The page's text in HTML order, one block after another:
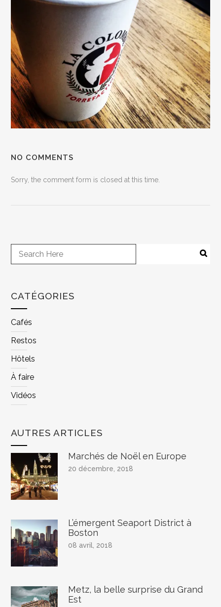
NO COMMENTS
Sorry, the comment form is closed at this time.
CATÉGORIES
Cafés
Restos
Hôtels
À faire
Vidéos
AUTRES ARTICLES
Marchés de Noël en Europe
20 décembre, 2018
L’émergent Seaport District à
Boston
08 avril, 2018
Metz, la belle surprise du Grand
Est